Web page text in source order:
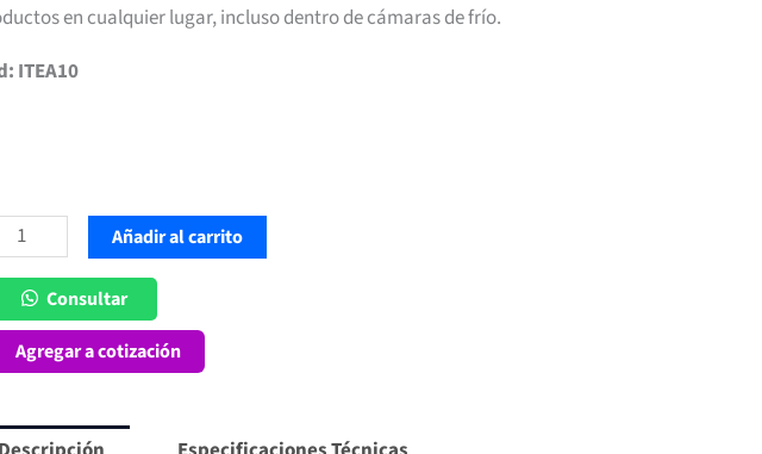
en cualquier lugar, incluso dentro de cámaras de frío.
ITEA10
Estantería
Añadir al carrito
Consultar
Agregar a cotización